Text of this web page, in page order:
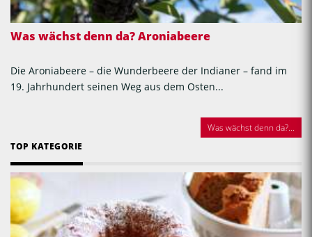
Was wächst denn da? Aroniabeere
Die Aroniabeere – die Wunderbeere der Indianer – fand im
19. Jahrhundert seinen Weg aus dem Osten...
Was wächst denn da?...
TOP KATEGORIE